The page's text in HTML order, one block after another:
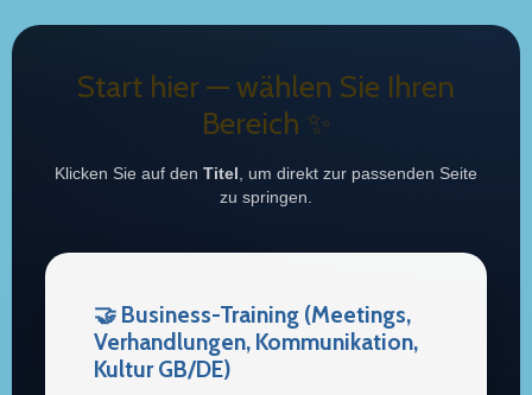
Start hier — wählen Sie Ihren
Bereich ✨
Klicken Sie auf den Titel , um direkt zur passenden Seite
zu springen.
🤝 Business-Training (Meetings,
Verhandlungen, Kommunikation,
Kultur GB/DE)